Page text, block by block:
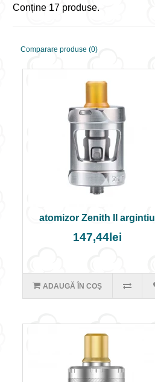
Conține 17 produse.
Comparare produse (0)
atomizor Zenith II argintiu
147,44lei
ADAUGĂ ÎN COŞ